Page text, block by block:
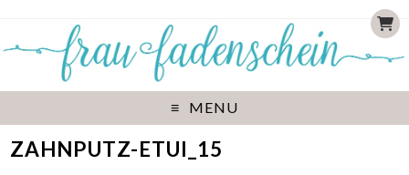
MENU
ZAHNPUTZ-ETUI_15